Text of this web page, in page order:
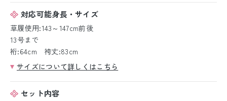
対応可能身長・サイズ
草履使用:143～147cm前後
13号まで
裄:64cm 袴丈:83cm
サイズについて詳しくはこちら
セット内容